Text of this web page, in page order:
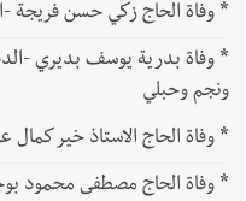
*وفاة الحاج زكي حسن فريجة -الدفن
*
ونجم وحبلي
*وفاة الحاج الاستاذ خير كمال
*